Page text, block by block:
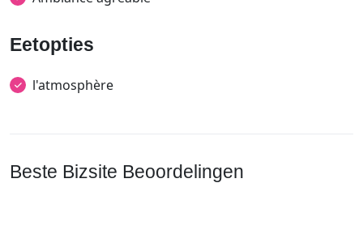
Eetopties
l'atmosphère
Beste Bizsite Beoordelingen